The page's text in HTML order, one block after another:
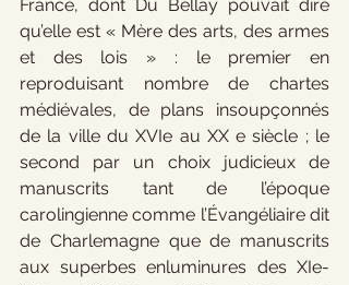
France, dont Du Bellay pouvait dire
qu’elle est « Mère des arts, des armes
et des lois » : le premier en
reproduisant nombre de chartes
médiévales, de plans insoupçonnés
de la ville du XVIe au XX e siècle ; le
second par un choix judicieux de
manuscrits tant de l’époque
carolingienne comme l’Évangéliaire dit
de Charlemagne que de manuscrits
aux superbes enluminures des XIe-